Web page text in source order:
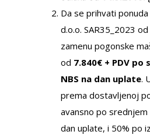
Da se prihvati
d.o.o. SAR35_2023
zamenu pogonske
od 7.840€ + PDV po
NBS na dan uplate.
prema dostavljenoj
avansno po srednjem
dan uplate, i 50% po